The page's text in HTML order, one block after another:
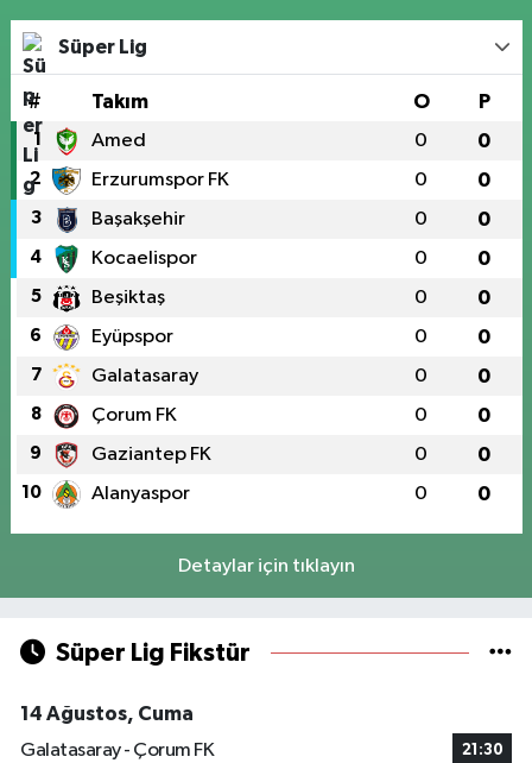
Süper Lig
# Takım O P
1 Amed 0 0
2 Erzurumspor FK 0 0
3 Başakşehir 0 0
4 Kocaelispor 0 0
5 Beşiktaş 0 0
6 Eyüpspor 0 0
7 Galatasaray 0 0
8 Çorum FK 0 0
9 Gaziantep FK 0 0
10 Alanyaspor 0 0
Detaylar için tıklayın
Süper Lig Fikstür
14 Ağustos, Cuma
Galatasaray - Çorum FK
21:30